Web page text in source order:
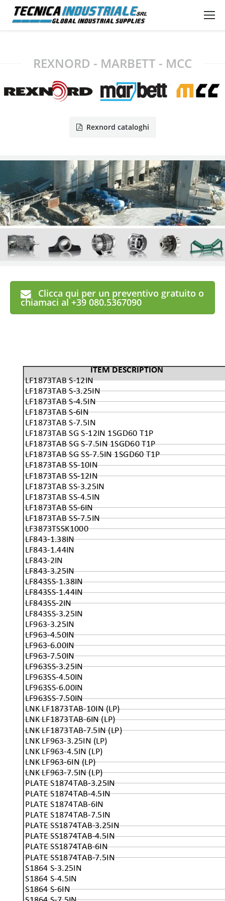
REXNORD - MARBETT - MCC
Rexnord cataloghi
Clicca qui per un preventivo gratuito o
chiamaci al +39 080.5367090
ITEM DESCRIPTION
LF1873TAB S-12IN
LF1873TAB S-3.25IN
LF1873TAB S-4.5IN
LF1873TAB S-6IN
LF1873TAB S-7.5IN
LF1873TAB SG S-12IN 1SGD60 T1P
LF1873TAB SG S-7.5IN 1SGD60 T1P
LF1873TAB SG SS-7.5IN 1SGD60 T1P
LF1873TAB SS-10IN
LF1873TAB SS-12IN
LF1873TAB SS-3.25IN
LF1873TAB SS-4.5IN
LF1873TAB SS-6IN
LF1873TAB SS-7.5IN
LF3873TSSK1000
LF843-1.38IN
LF843-1.44IN
LF843-2IN
LF843-3.25IN
LF843SS-1.38IN
LF843SS-1.44IN
LF843SS-2IN
LF843SS-3.25IN
LF963-3.25IN
LF963-4.50IN
LF963-6.00IN
LF963-7.50IN
LF963SS-3.25IN
LF963SS-4.50IN
LF963SS-6.00IN
LF963SS-7.50IN
LNK LF1873TAB-10IN (LP)
LNK LF1873TAB-6IN (LP)
LNK LF1873TAB-7.5IN (LP)
LNK LF963-3.25IN (LP)
LNK LF963-4.5IN (LP)
LNK LF963-6IN (LP)
LNK LF963-7.5IN (LP)
PLATE S1874TAB-3.25IN
PLATE S1874TAB-4.5IN
PLATE S1874TAB-6IN
PLATE S1874TAB-7.5IN
PLATE SS1874TAB-3.25IN
PLATE SS1874TAB-4.5IN
PLATE SS1874TAB-6IN
PLATE SS1874TAB-7.5IN
S1864 S-3.25IN
S1864 S-4.5IN
S1864 S-6IN